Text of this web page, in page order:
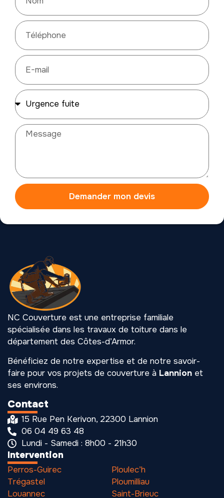
Demander mon devis
NC Couverture est une entreprise familiale
spécialisée dans les travaux de toiture dans le
département des Côtes-d’Armor.
Bénéficiez de notre expertise et de notre savoir-
faire pour vos projets de couverture à Lannion et
ses environs.
Intervention
Perros-Guirec
Trégastel
Louannec
Ploulec’h
Ploumilliau
Saint-Brieuc
Contact
15 Rue Pen Kerivon, 22300 Lannion
06 04 49 63 48
Lundi - Samedi : 8h00 - 21h30